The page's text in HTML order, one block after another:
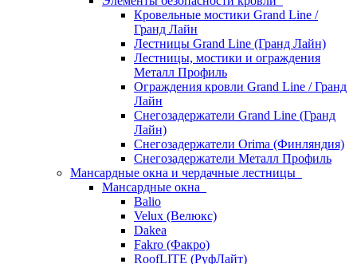
Кровельные мостики Grand Line /
Гранд Лайн
Лестницы Grand Line (Гранд Лайн)
Лестницы, мостики и ограждения
Металл Профиль
Ограждения кровли Grand Line / Гранд
Лайн
Снегозадержатели Grand Line (Гранд
Лайн)
Снегозадержатели Orima (Финляндия)
Снегозадержатели Металл Профиль
Мансардные окна и чердачные лестницы
Мансардные окна
Balio
Velux (Велюкс)
Dakea
Fakro (Факро)
RoofLITE (РуфЛайт)